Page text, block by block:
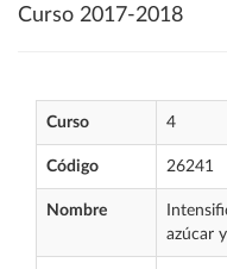
Curso 2017-2018
Curso 4
Código 26241
Nombre
azúcar